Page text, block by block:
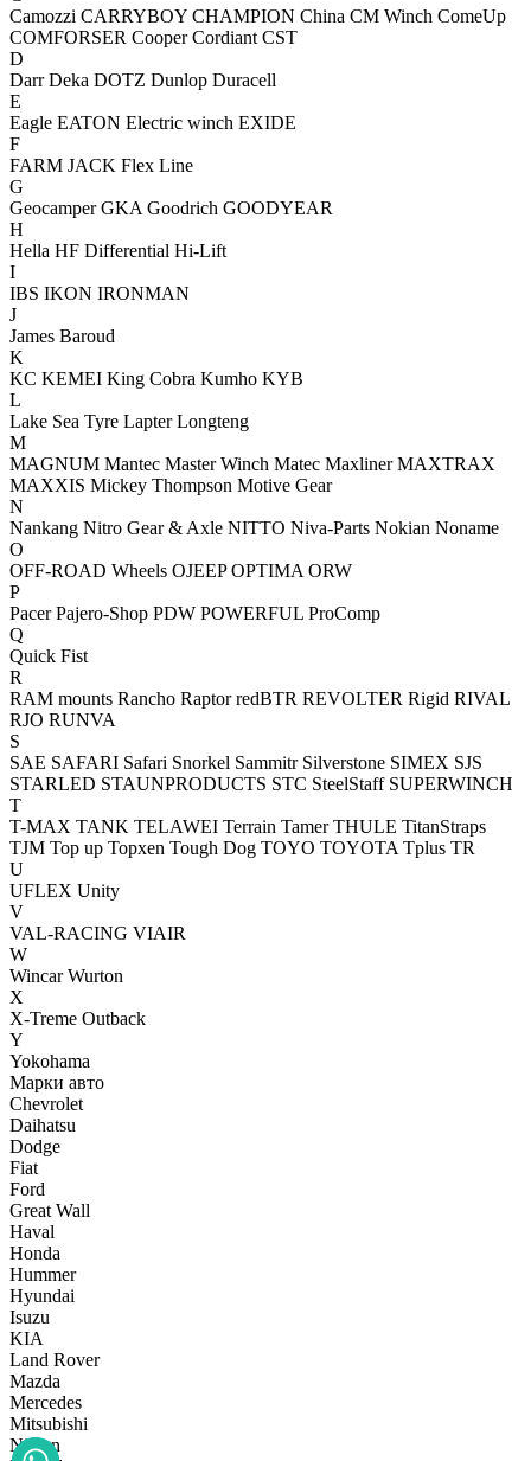
Camozzi CARRYBOY CHAMPION China CM Winch ComeUp
COMFORSER Cooper Cordiant CST
D
Darr Deka DOTZ Dunlop Duracell
E
Eagle EATON Electric winch EXIDE
F
FARM JACK Flex Line
G
Geocamper GKA Goodrich GOODYEAR
H
Hella HF Differential Hi-Lift
I
IBS IKON IRONMAN
J
James Baroud
K
KC KEMEI King Cobra Kumho KYB
L
Lake Sea Tyre Lapter Longteng
M
MAGNUM Mantec Master Winch Matec Maxliner MAXTRAX
MAXXIS Mickey Thompson Motive Gear
N
Nankang Nitro Gear & Axle NITTO Niva-Parts Nokian Noname
O
OFF-ROAD Wheels OJEEP OPTIMA ORW
P
Pacer Pajero-Shop PDW POWERFUL ProComp
Q
Quick Fist
R
RAM mounts Rancho Raptor redBTR REVOLTER Rigid RIVAL
RJO RUNVA
S
SAE SAFARI Safari Snorkel Sammitr Silverstone SIMEX SJS
STARLED STAUNPRODUCTS STC SteelStaff SUPERWINCH
T
T-MAX TANK TELAWEI Terrain Tamer THULE TitanStraps
TJM Top up Topxen Tough Dog TOYO TOYOTA Tplus TR
U
UFLEX Unity
V
VAL-RACING VIAIR
W
Wincar Wurton
X
X-Treme Outback
Y
Yokohama
Марки авто
Chevrolet
Daihatsu
Dodge
Fiat
Ford
Great Wall
Haval
Honda
Hummer
Hyundai
Isuzu
KIA
Land Rover
Mazda
Mercedes
Mitsubishi
Nissan